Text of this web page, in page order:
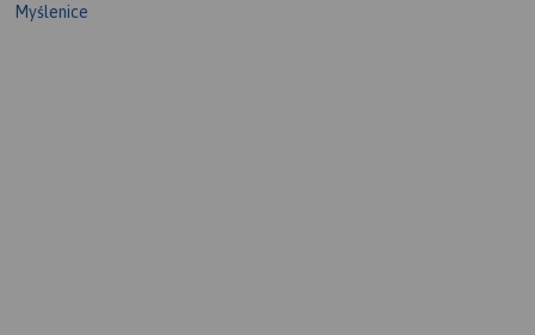
Myślenice